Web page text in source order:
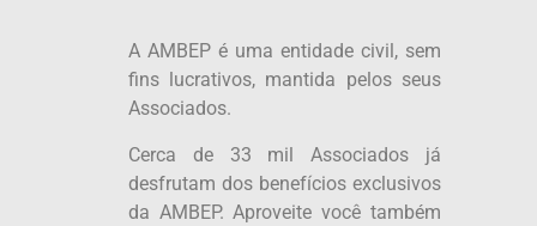
A AMBEP é uma entidade civil, sem
fins lucrativos, mantida pelos seus
Associados.
Cerca de 33 mil Associados já
desfrutam dos benefícios exclusivos
da AMBEP. Aproveite você também